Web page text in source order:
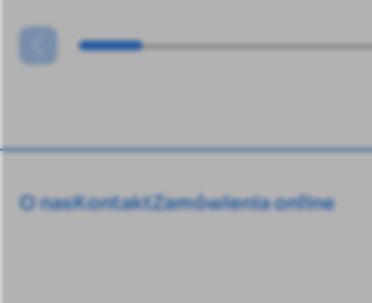
O nasKontaktZamówienia online